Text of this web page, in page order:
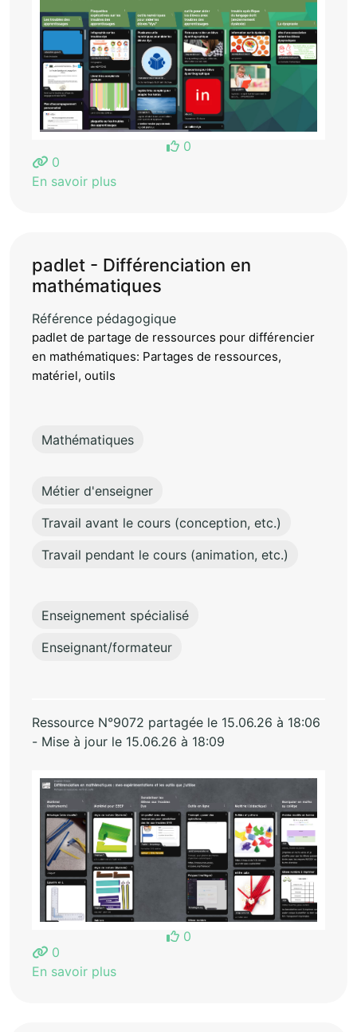
0
0
En savoir plus
padlet - Différenciation en
mathématiques
Référence pédagogique
padlet de partage de ressources pour différencier
en mathématiques: Partages de ressources,
matériel, outils
Mathématiques
Métier d'enseigner
Travail avant le cours (conception, etc.)
Travail pendant le cours (animation, etc.)
Enseignement spécialisé
Enseignant/formateur
Ressource N°9072 partagée le 15.06.26 à 18:06
- Mise à jour le 15.06.26 à 18:09
0
0
En savoir plus